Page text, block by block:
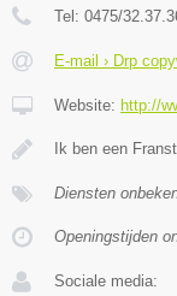
Tel: 0475/
E-mail › Drp
Website: http://
Ik ben een
Diensten
Openingstijden
Sociale media: